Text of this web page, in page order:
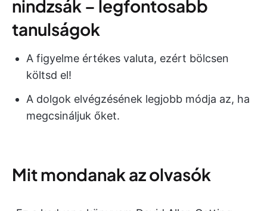
nindzsák – legfontosabb
tanulságok
A figyelme értékes valuta, ezért bölcsen
költsd el!
A dolgok elvégzésének legjobb módja az, ha
megcsináljuk őket.
Mit mondanak az olvasók